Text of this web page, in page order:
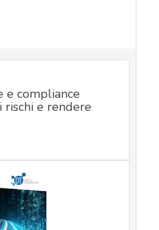
e compliance
rischi e rendere